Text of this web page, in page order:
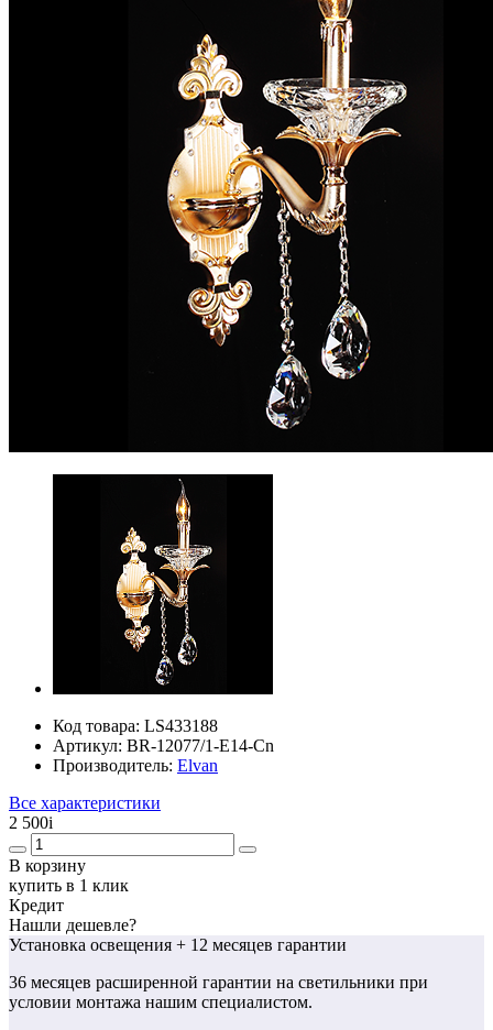
Код товара: LS433188
Артикул: BR-12077/1-E14-Cn
Производитель: Elvan
Все характеристики
2 500i
В корзину
купить в 1 клик
Кредит
Нашли дешевле?
Установка освещения + 12 месяцев гарантии
36 месяцев расширенной гарантии на светильники при
условии монтажа нашим специалистом.